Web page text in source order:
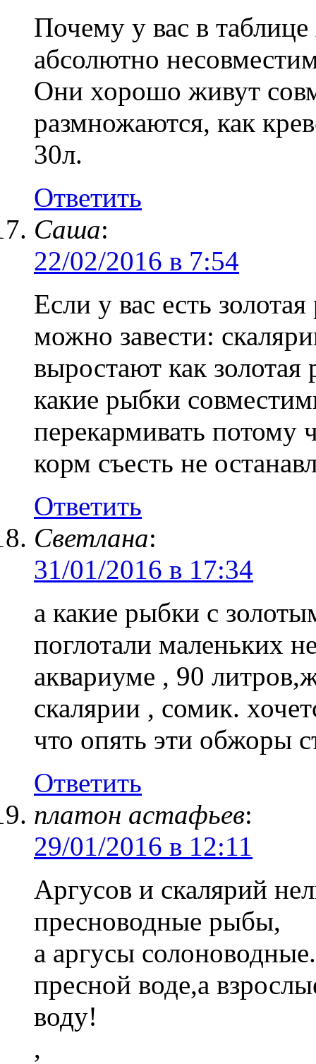
Почему у вас в
абсолютно
Они хорошо живут
размножаются, как
30л.
Ответить
Саша:
22/02/2016 в 7:54
Если у вас есть
можно завести:
выростают как
какие рыбки
перекармивать потому
корм съесть не
Ответить
Светлана:
31/01/2016 в 17:34
а какие рыбки с
поглотали маленьких
аквариуме , 90
скалярии , сомик.
что опять эти обжоры
Ответить
платон астафьев:
29/01/2016 в 12:11
Аргусов и скалярий
пресноводные рыбы,
а аргусы
пресной воде,а
воду!
,